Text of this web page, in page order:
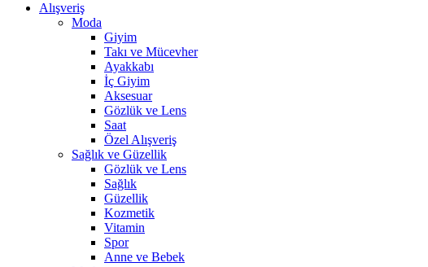
Alışveriş
Moda
Giyim
Takı ve Mücevher
Ayakkabı
İç Giyim
Aksesuar
Gözlük ve Lens
Saat
Özel Alışveriş
Sağlık ve Güzellik
Gözlük ve Lens
Sağlık
Güzellik
Kozmetik
Vitamin
Spor
Anne ve Bebek